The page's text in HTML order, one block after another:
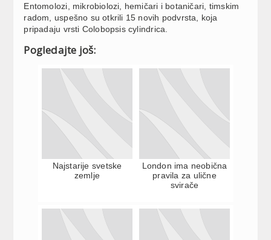
Entomolozi, mikrobiolozi, hemičari i botaničari, timskim
radom, uspešno su otkrili 15 novih podvrsta, koja
pripadaju vrsti Colobopsis cylindrica.
Pogledajte još:
Najstarije svetske
zemlje
London ima neobična
pravila za ulične
svirače